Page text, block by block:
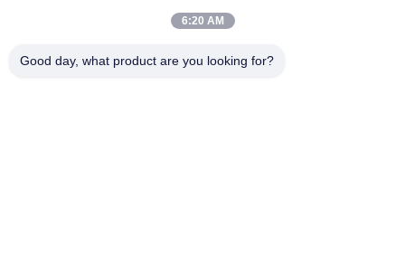
6:20 AM
Good day, what product are you looking for?